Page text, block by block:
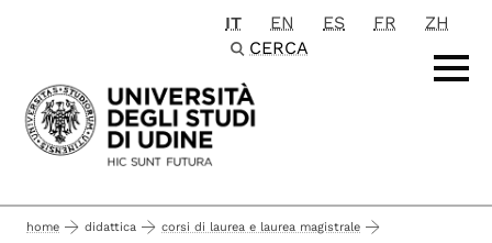
Passa al contenuto principale
IT EN ES FR
ZH
CERCA
home didattica
corsi di laurea e laurea magistrale